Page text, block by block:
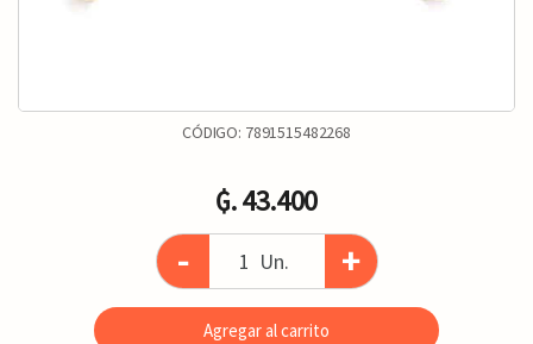
CÓDIGO: 7891515482268
₲. 43.400
- Un. +
Agregar al carrito